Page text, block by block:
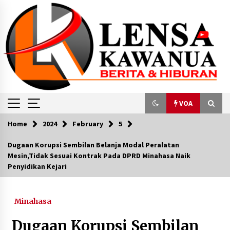
content
VOA
VOA
November 26, 2023
Home 2024 February 5
Dugaan Korupsi Sembilan Belanja Modal Peralatan
Mesin,Tidak Sesuai Kontrak Pada DPRD Minahasa Naik
Penyidikan Kejari
Minahasa
Dugaan Korupsi Sembilan